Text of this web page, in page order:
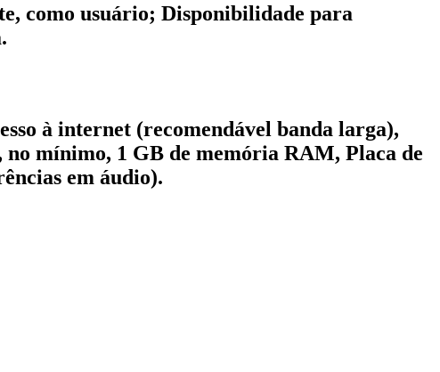
como usuário; Disponibilidade para
à internet (recomendável banda larga),
mínimo, 1 GB de memória RAM, Placa de
em áudio).